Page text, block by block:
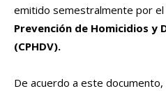
emitido semestralmente por el
Prevención de Homicidios y
(CPHDV).
De acuerdo a este documento,